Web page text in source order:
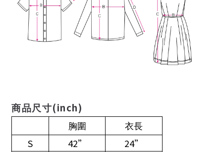
商品尺寸(inch)
胸圍 衣長
S 42”
24”